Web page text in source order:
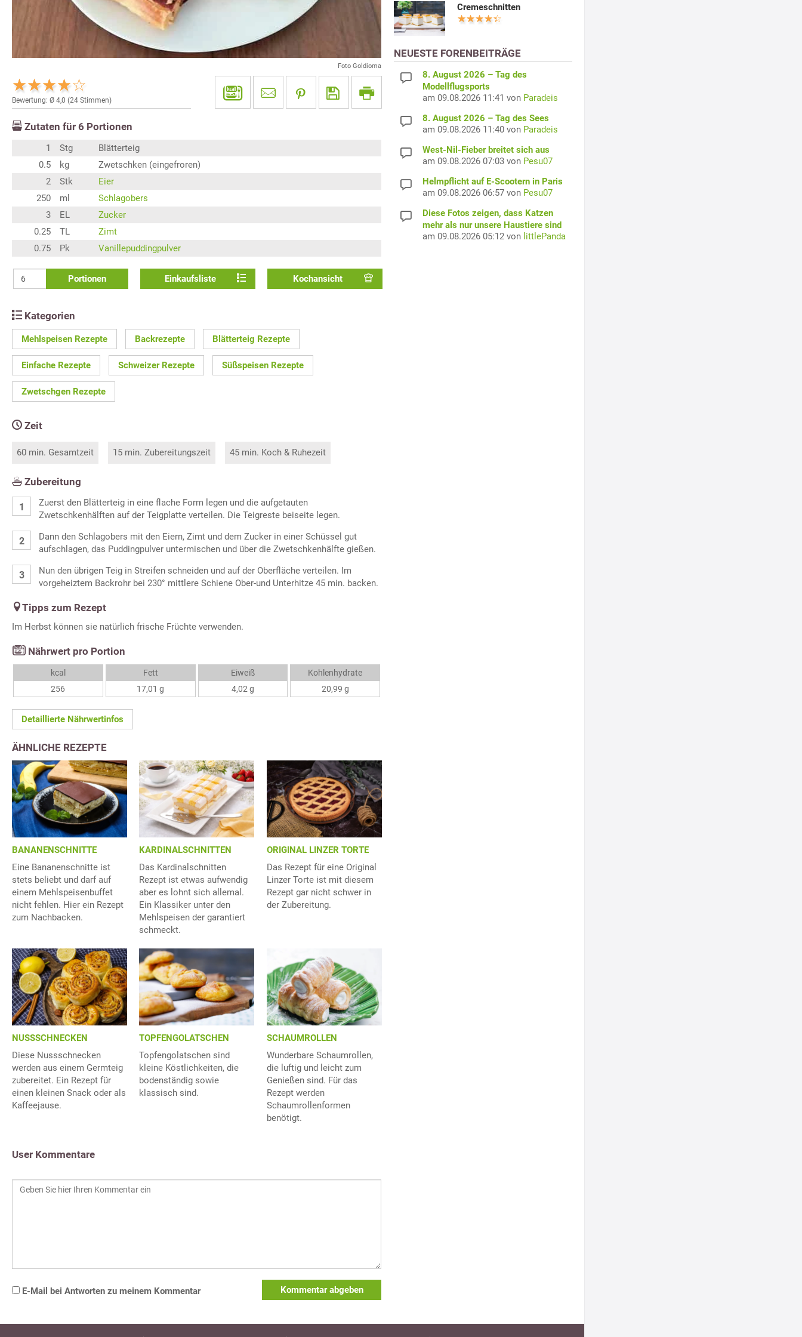
Foto Goldioma
Bewertung: Ø 4,0 (24 Stimmen)
Zutaten für 6 Portionen
1 Stg
Blätterteig
0.5
kg
Zwetschken (eingefroren)
2
Stk
Eier
250
ml
Schlagobers
3
EL
Zucker
0.25
TL
Zimt
0.75
Pk Vanillepuddingpulver
Portionen Einkaufsliste Kochansicht
Kategorien
Mehlspeisen Rezepte Backrezepte Blätterteig Rezepte
Einfache Rezepte Schweizer Rezepte Süßspeisen Rezepte
Zwetschgen Rezepte
Zeit
60 min. Gesamtzeit 15 min. Zubereitungszeit 45 min. Koch & Ruhezeit
Zubereitung
Zuerst den Blätterteig in eine flache Form legen und die aufgetauten
Zwetschkenhälften auf der Teigplatte verteilen. Die Teigreste beiseite legen.
Dann den Schlagobers mit den Eiern, Zimt und dem Zucker in einer Schüssel gut
aufschlagen, das Puddingpulver untermischen und über die Zwetschkenhälfte gießen.
Nun den übrigen Teig in Streifen schneiden und auf der Oberfläche verteilen. Im
vorgeheiztem Backrohr bei 230° mittlere Schiene Ober-und Unterhitze 45 min. backen.
Tipps zum Rezept
Im Herbst können sie natürlich frische Früchte verwenden.
Nährwert pro Portion
kcal
256
Fett
17,01 g
Eiweiß
4,02 g
Kohlenhydrate
20,99 g
Detaillierte Nährwertinfos
ÄHNLICHE REZEPTE
BANANENSCHNITTE
Eine Bananenschnitte ist
stets beliebt und darf auf
einem Mehlspeisenbuffet
nicht fehlen. Hier ein Rezept
zum Nachbacken.
KARDINALSCHNITTEN
Das Kardinalschnitten
Rezept ist etwas aufwendig
aber es lohnt sich allemal.
Ein Klassiker unter den
Mehlspeisen der garantiert
schmeckt.
ORIGINAL LINZER TORTE
Das Rezept für eine Original
Linzer Torte ist mit diesem
Rezept gar nicht schwer in
der Zubereitung.
NUSSSCHNECKEN
Diese Nussschnecken
werden aus einem Germteig
zubereitet. Ein Rezept für
einen kleinen Snack oder als
Kaffeejause.
TOPFENGOLATSCHEN
Topfengolatschen sind
kleine Köstlichkeiten, die
bodenständig sowie
klassisch sind.
SCHAUMROLLEN
Wunderbare Schaumrollen,
die luftig und leicht zum
Genießen sind. Für das
Rezept werden
Schaumrollenformen
benötigt.
User Kommentare
E-Mail bei Antworten zu meinem Kommentar Kommentar abgeben
Cremeschnitten
NEUESTE FORENBEITRÄGE
8. August 2026 – Tag des
Modellflugsports
am 09.08.2026 11:41 von Paradeis
8. August 2026 – Tag des Sees
am 09.08.2026 11:40 von Paradeis
West-Nil-Fieber breitet sich aus
am 09.08.2026 07:03 von Pesu07
Helmpflicht auf E-Scootern in Paris
am 09.08.2026 06:57 von Pesu07
Diese Fotos zeigen, dass Katzen
mehr als nur unsere Haustiere sind
am 09.08.2026 05:12 von littlePanda